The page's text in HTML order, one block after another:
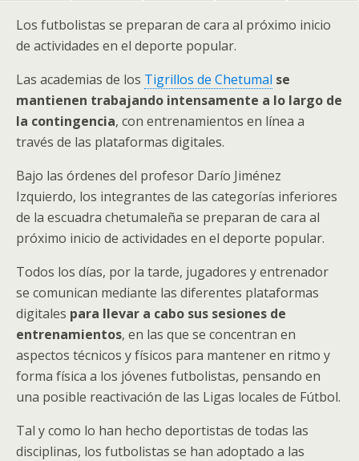
Los futbolistas se preparan de cara al próximo inicio
de actividades en el deporte popular.
Las academias de los Tigrillos de Chetumal se
mantienen trabajando intensamente a lo largo de
la contingencia, con entrenamientos en línea a
través de las plataformas digitales.
Bajo las órdenes del profesor Darío Jiménez
Izquierdo, los integrantes de las categorías inferiores
de la escuadra chetumaleña se preparan de cara al
próximo inicio de actividades en el deporte popular.
Todos los días, por la tarde, jugadores y entrenador
se comunican mediante las diferentes plataformas
digitales para llevar a cabo sus sesiones de
entrenamientos, en las que se concentran en
aspectos técnicos y físicos para mantener en ritmo y
forma física a los jóvenes futbolistas, pensando en
una posible reactivación de las Ligas locales de Fútbol.
Tal y como lo han hecho deportistas de todas las
disciplinas, los futbolistas se han adoptado a las